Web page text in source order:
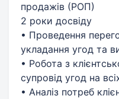
продажів (РОП)
2 роки досвіду
• Проведення
укладання угод та
• Робота з
супровід угод на
• Аналіз потреб